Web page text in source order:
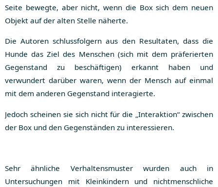
Seite bewegte, aber nicht, wenn die Box sich dem neuen
Objekt auf der alten Stelle näherte.
Die Autoren schlussfolgern aus den Resultaten, dass die
Hunde das Ziel des Menschen (sich mit dem präferierten
Gegenstand zu beschäftigen) erkannt haben und
verwundert darüber waren, wenn der Mensch auf einmal
mit dem anderen Gegenstand interagierte.
Jedoch scheinen sie sich nicht für die „Interaktion“ zwischen
der Box und den Gegenständen zu interessieren.
Sehr ähnliche Verhaltensmuster wurden auch in
Untersuchungen mit Kleinkindern und nichtmenschliche